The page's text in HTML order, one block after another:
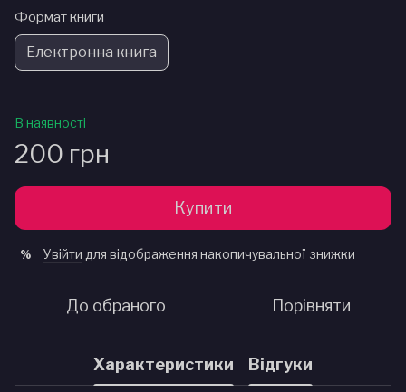
Формат книги
Електронна книга
В наявності
200 грн
Купити
% Увійти для відображення накопичувальної знижки
До обраного Порівняти
Характеристики Відгуки